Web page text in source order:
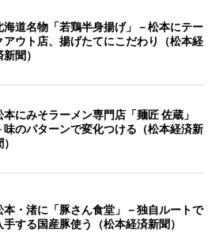
海道名物「若鶏半身揚げ」－松本にテー
アウト店、揚げたてにこだわり（松本経
新聞）
本にみそラーメン専門店「麺匠 佐蔵」
味のパターンで変化つける（松本経済新
本・渚に「豚さん食堂」－独自ルートで
手する国産豚使う（松本経済新聞）